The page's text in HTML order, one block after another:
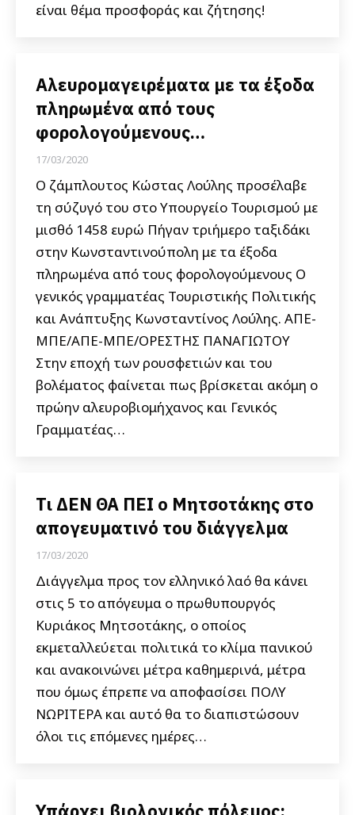
είναι θέμα προσφοράς και ζήτησης!
Αλευρομαγειρέματα με τα έξοδα
πληρωμένα από τους
φορολογούμενους…
17/03/2020
Ο ζάμπλουτος Κώστας Λούλης προσέλαβε
τη σύζυγό του στο Υπουργείο Τουρισμού με
μισθό 1458 ευρώ Πήγαν τριήμερο ταξιδάκι
στην Κωνσταντινούπολη με τα έξοδα
πληρωμένα από τους φορολογούμενους Ο
γενικός γραμματέας Τουριστικής Πολιτικής
και Ανάπτυξης Κωνσταντίνος Λούλης. ΑΠΕ-
ΜΠΕ/ΑΠΕ-ΜΠΕ/ΟΡΕΣΤΗΣ ΠΑΝΑΓΙΩΤΟΥ
Στην εποχή των ρουσφετιών και του
βολέματος φαίνεται πως βρίσκεται ακόμη ο
πρώην αλευροβιομήχανος και Γενικός
Γραμματέας…
Τι ΔΕΝ ΘΑ ΠΕΙ ο Μητσοτάκης στο
απογευματινό του διάγγελμα
17/03/2020
Διάγγελμα προς τον ελληνικό λαό θα κάνει
στις 5 το απόγευμα ο πρωθυπουργός
Κυριάκος Μητσοτάκης, ο οποίος
εκμεταλλεύεται πολιτικά το κλίμα πανικού
και ανακοινώνει μέτρα καθημερινά, μέτρα
που όμως έπρεπε να αποφασίσει ΠΟΛΥ
ΝΩΡΙΤΕΡΑ και αυτό θα το διαπιστώσουν
όλοι τις επόμενες ημέρες…